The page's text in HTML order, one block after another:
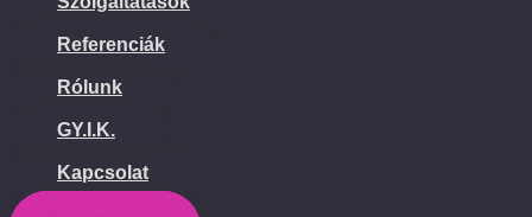
Referenciák
Rólunk
GY.I.K.
Kapcsolat